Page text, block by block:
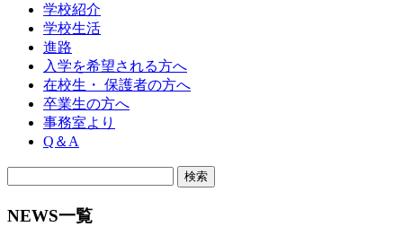
学校紹介
学校生活
進路
入学を希望される方へ
在校生・ 保護者の方へ
卒業生の方へ
事務室より
Q＆A
NEWS一覧